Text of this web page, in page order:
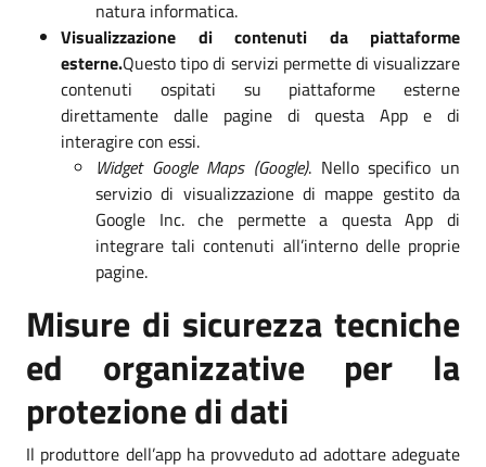
natura informatica.
Visualizzazione di contenuti da piattaforme
esterne.Questo tipo di servizi permette di visualizzare
contenuti ospitati su piattaforme esterne
direttamente dalle pagine di questa App e di
interagire con essi.
Widget Google Maps (Google). Nello specifico un
servizio di visualizzazione di mappe gestito da
Google Inc. che permette a questa App di
integrare tali contenuti all’interno delle proprie
pagine.
Misure di sicurezza tecniche
ed organizzative per la
protezione di dati
Il produttore dell’app ha provveduto ad adottare adeguate